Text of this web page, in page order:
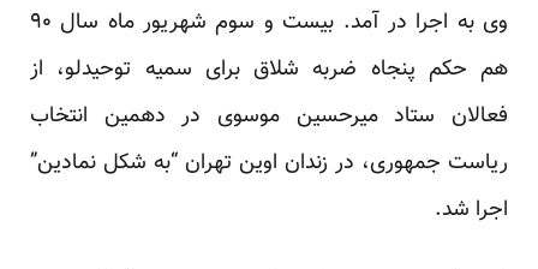
وی به اجرا در آمد. بیست و سوم شهریور ماه سال ۹۰
هم حکم پنجاه ضربه شلاق برای سمیه توحیدلو، از
فعالان ستاد میرحسین موسوی در دهمین انتخاب
ریاست جمهوری، در زندان اوین تهران “به شکل نمادین”
اجرا شد.